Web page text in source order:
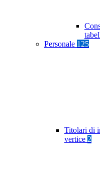
Personale 125
Titolari di
vertice 2